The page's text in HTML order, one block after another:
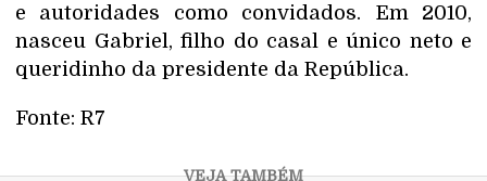
e autoridades como convidados. Em 2010,
nasceu Gabriel, filho do casal e único neto e
queridinho da presidente da República.
Fonte: R7